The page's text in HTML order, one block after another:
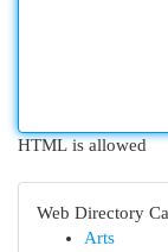
HTML is allowed
Web Directory
Arts